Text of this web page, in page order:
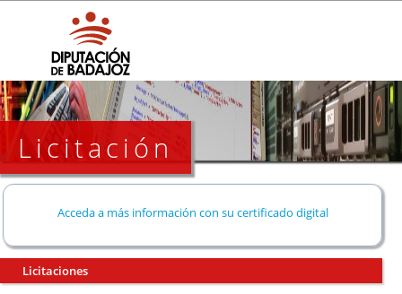
Licitación
Acceda a más información con su certificado digital
Licitaciones